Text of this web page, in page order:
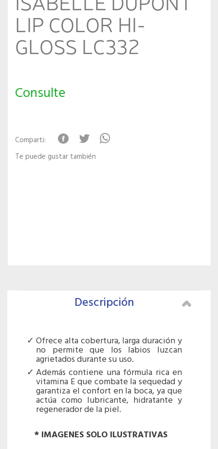
LIP COLOR HI-
GLOSS LC332
Consulte
Comparti:
Te puede gustar también
Descripción
Ofrece alta cobertura, larga duración y
no permite que los labios luzcan
agrietados durante su uso.
Además contiene una fórmula rica en
vitamina E que combate la sequedad y
garantiza el confort en la boca, ya que
actúa como lubricante, hidratante y
regenerador de la piel.
* IMAGENES SOLO ILUSTRATIVAS